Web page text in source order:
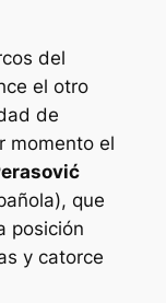
del
el otro
de
momento el
que
posición
y catorce